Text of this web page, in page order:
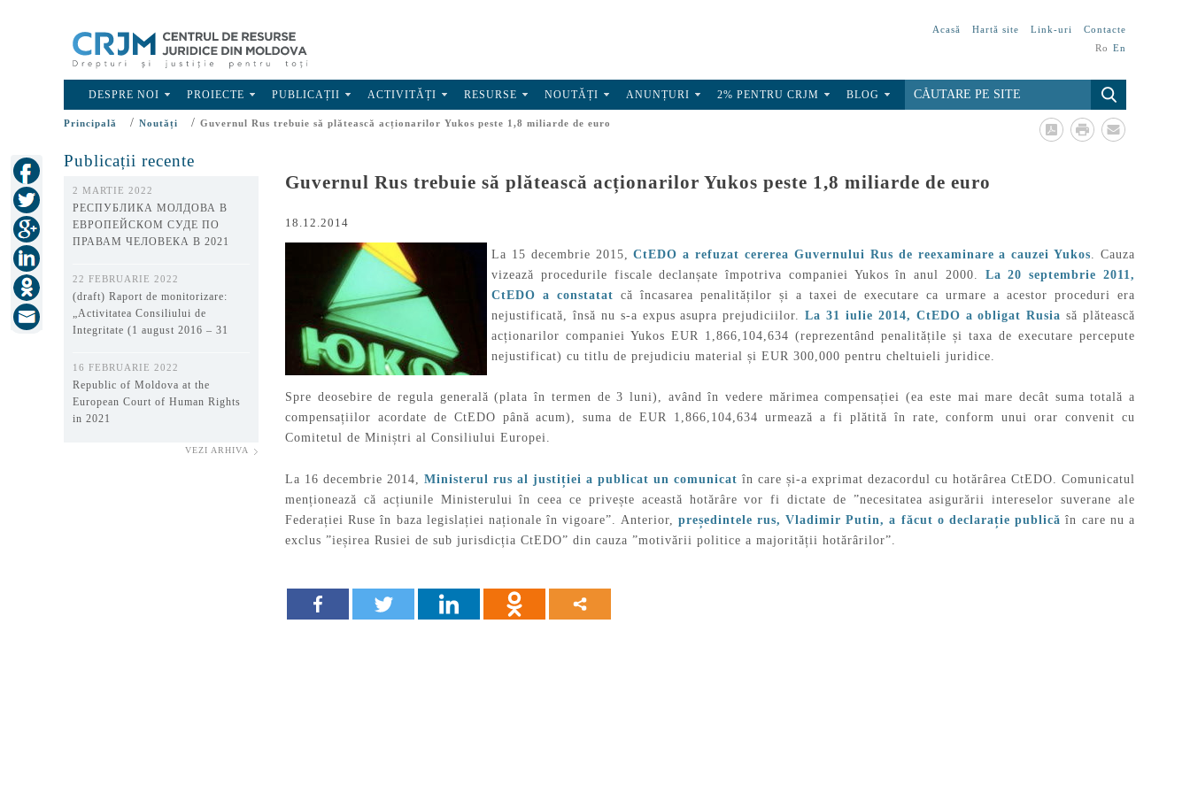
Acasă Hartă site Link-uri
Contacte
Ro En
DESPRE NOI PROIECTE PUBLICAȚII ACTIVITĂȚI RESURSE NOUTĂȚI ANUNȚURI 2% PENTRU CRJM BLOG
Principală / Noutăți / Guvernul Rus trebuie să plătească acționarilor Yukos peste 1,8 miliarde de euro
Publicații recente
2 MARTIE 2022
РЕСПУБЛИКА МОЛДОВА В
ЕВРОПЕЙСКОМ СУДЕ ПО
ПРАВАМ ЧЕЛОВЕКА В 2021
22 FEBRUARIE 2022
(draft) Raport de monitorizare:
„Activitatea Consiliului de
Integritate (1 august 2016 – 31
16 FEBRUARIE 2022
Republic of Moldova at the
European Court of Human Rights
in 2021
VEZI ARHIVA
Guvernul Rus trebuie să plătească acționarilor Yukos peste 1,8 miliarde de euro
18.12.2014
La 15 decembrie 2015,CtEDO a refuzat cererea Guvernului Rus de reexaminare a cauzei Yukos . Cauza
vizează procedurile fiscale declanșate împotriva companiei Yukos în anul 2000. La 20 septembrie 2011,
CtEDO a constatat că încasarea penalităților și a taxei de executare ca urmare a acestor proceduri era
nejustificată, însă nu s-a expus asupra prejudiciilor.La 31 iulie 2014, CtEDO a obligat Rusia să plătească
acționarilor companiei Yukos EUR 1,866,104,634 (reprezentând penalitățile și taxa de executare percepute
nejustificat) cu titlu de prejudiciu material și EUR 300,000 pentru cheltuieli juridice.
Spre deosebire de regula generală (plata în termen de 3 luni), având în vedere mărimea compensației (ea este mai mare decât suma totală a
compensațiilor acordate de CtEDO până acum), suma de EUR 1,866,104,634 urmează a fi plătită în rate, conform unui orar convenit cu
Comitetul de Miniștri al Consiliului Europei.
La 16 decembrie 2014, Ministerul rus al justiției a publicat un comunicat în care și-a exprimat dezacordul cu hotărârea CtEDO. Comunicatul
menționează că acțiunile Ministerului în ceea ce privește această hotărâre vor fi dictate de ”necesitatea asigurării intereselor suverane ale
Federației Ruse în baza legislației naționale în vigoare”. Anterior, președintele rus, Vladimir Putin, a făcut o declarație publică în care nu a
exclus ”ieșirea Rusiei de sub jurisdicția CtEDO” din cauza ”motivării politice a majorității hotărârilor”.